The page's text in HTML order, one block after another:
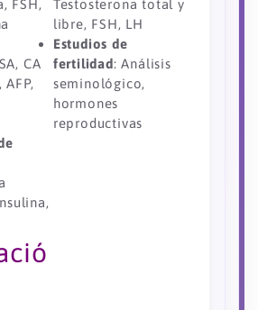
FSH,
Testosterona total y
libre, FSH, LH
CA
Estudios de
fertilidad: Análisis
seminológico,
hormones
reproductivas